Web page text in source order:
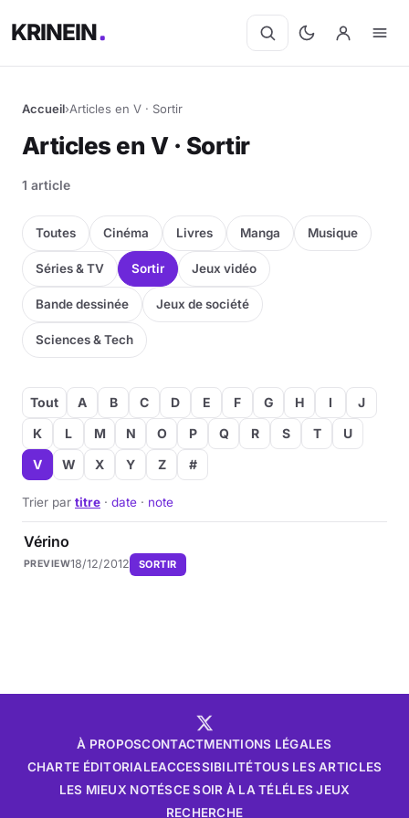
KRINEIN
Accueil›Articles en V · Sortir
Articles en V · Sortir
1 article
Toutes Cinéma Livres Manga Musique
Séries & TV Sortir Jeux vidéo
Bande dessinée Jeux de société
Sciences & Tech
Tout A B C D E F G H I
J
K
L M N O P Q R S T
U
V
W X Y Z #
Trier par titre · date · note
Vérino
PREVIEW18/12/2012 SORTIR
À PROPOSCONTACTMENTIONS LÉGALES
CHARTE ÉDITORIALEACCESSIBILITÉTOUS LES ARTICLES
LES MIEUX NOTÉSCE SOIR À LA TÉLÉLES JEUX
RECHERCHE